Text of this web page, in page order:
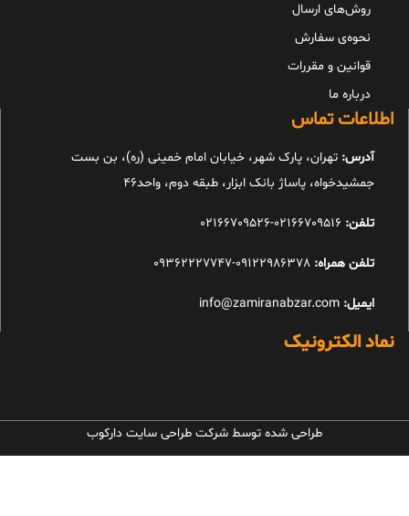
روش‌های ارسال
نحوه‌ی سفارش
قوانین و مقررات
درباره ما
اطلاعات تماس
آدرس: تهران، پارک شهر، خیابان امام خمینی (ره)، بن بست
جمشیدخواه، پاساژ بانک ابزار، طبقه دوم، واحد46
تلفن:
تلفن همراه: 09122986378-09362227747
ایمیل:
نماد الکترونیک
طراحی شده توسط شرکت طراحی سایت دارکوب